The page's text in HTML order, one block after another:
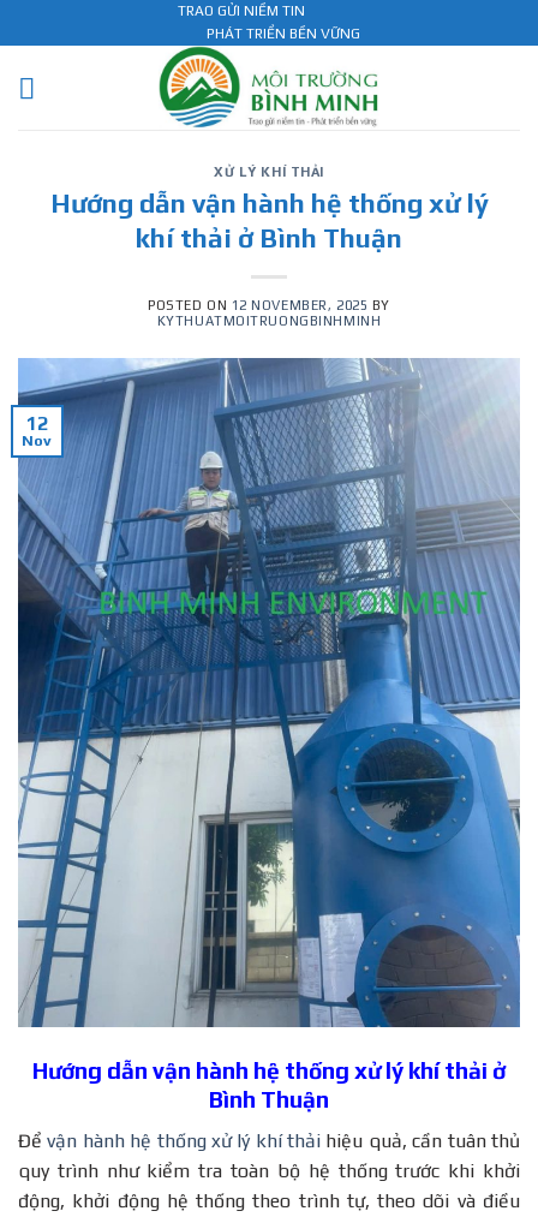
to
content
TRAO GỬI NIỀM TIN
PHÁT TRIỂN BỀN VỮNG
XỬ LÝ KHÍ THẢI
Hướng dẫn vận hành hệ thống xử lý
khí thải ở Bình Thuận
POSTED ON 12 NOVEMBER, 2025 BY
KYTHUATMOITRUONGBINHMINH
12
Nov
Hướng dẫn vận hành hệ thống xử lý khí thải ở
Bình Thuận
Đểvận hành hệ thống xử lý khí thải hiệu quả, cần tuân thủ
quy trình như kiểm tra toàn bộ hệ thống trước khi khởi
động, khởi động hệ thống theo trình tự, theo dõi và điều